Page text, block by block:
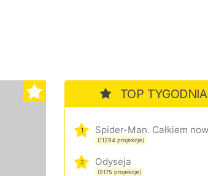
TOP TYGODNIA
1
(11294 projekcje)
2 Odyseja
(5175 projekcje)